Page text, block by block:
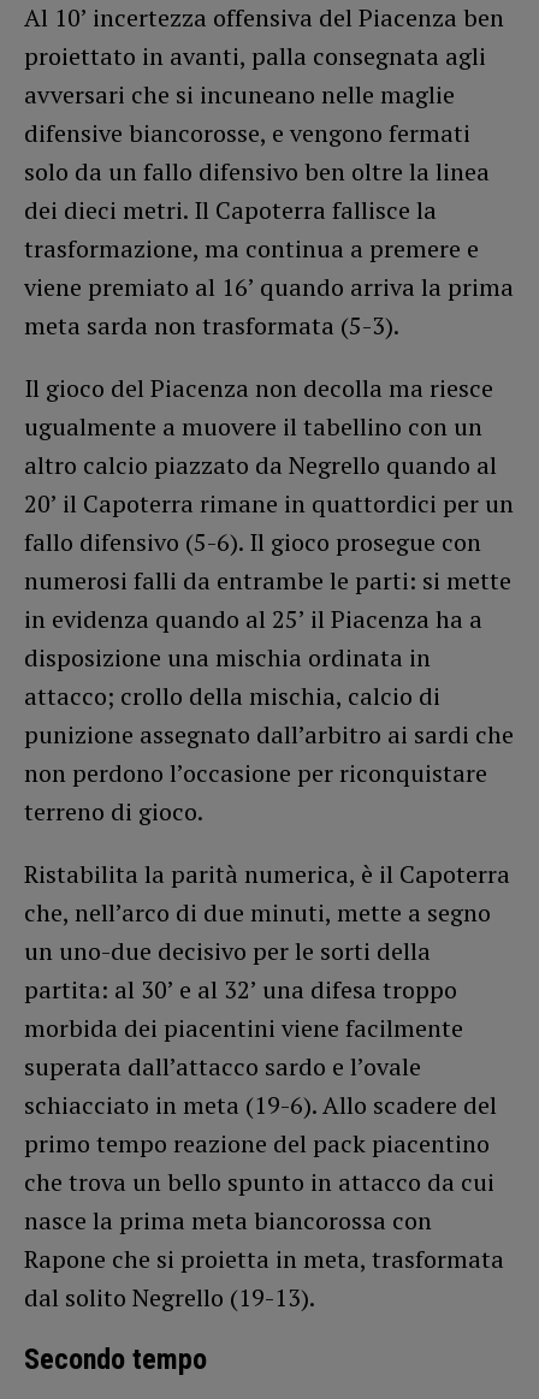
Al 10’ incertezza offensiva del Piacenza ben
proiettato in avanti, palla consegnata agli
avversari che si incuneano nelle maglie
difensive biancorosse, e vengono fermati
solo da un fallo difensivo ben oltre la linea
dei dieci metri. Il Capoterra fallisce la
trasformazione, ma continua a premere e
viene premiato al 16’ quando arriva la prima
meta sarda non trasformata (5-3).
Il gioco del Piacenza non decolla ma riesce
ugualmente a muovere il tabellino con un
altro calcio piazzato da Negrello quando al
20’ il Capoterra rimane in quattordici per un
fallo difensivo (5-6). Il gioco prosegue con
numerosi falli da entrambe le parti: si mette
in evidenza quando al 25’ il Piacenza ha a
disposizione una mischia ordinata in
attacco; crollo della mischia, calcio di
punizione assegnato dall’arbitro ai sardi che
non perdono l’occasione per riconquistare
terreno di gioco.
Ristabilita la parità numerica, è il Capoterra
che, nell’arco di due minuti, mette a segno
un uno-due decisivo per le sorti della
partita: al 30’ e al 32’ una difesa troppo
morbida dei piacentini viene facilmente
superata dall’attacco sardo e l’ovale
schiacciato in meta (19-6). Allo scadere del
primo tempo reazione del pack piacentino
che trova un bello spunto in attacco da cui
nasce la prima meta biancorossa con
Rapone che si proietta in meta, trasformata
dal solito Negrello (19-13).
Secondo tempo